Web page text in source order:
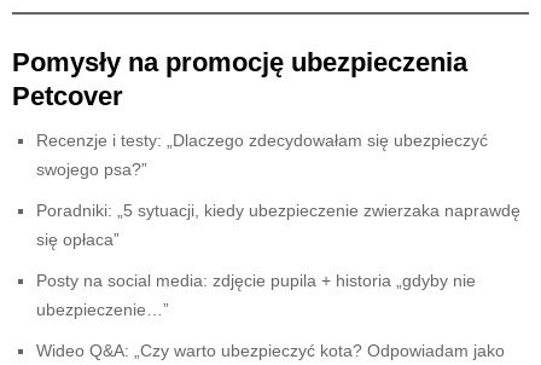
Pomysły na promocję ubezpieczenia
Petcover
Recenzje i testy: „Dlaczego zdecydowałam się ubezpieczyć
swojego psa?”
Poradniki: „5 sytuacji, kiedy ubezpieczenie zwierzaka naprawdę
się opłaca”
Posty na social media: zdjęcie pupila + historia „gdyby nie
ubezpieczenie…”
Wideo Q&A: „Czy warto ubezpieczyć kota? Odpowiadam jako